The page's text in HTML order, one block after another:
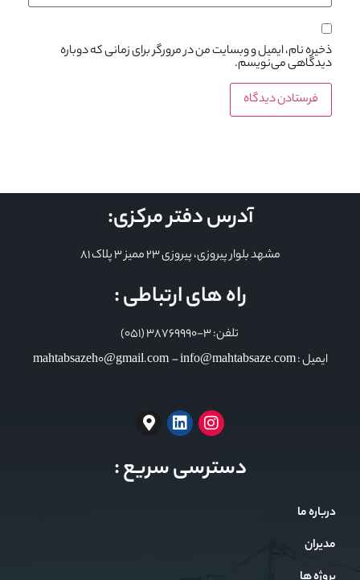
ذخیره نام، ایمیل و وبسایت من در مرورگر برای زمانی که دوباره
دیدگاهی می‌نویسم.
آدرس دفتر مرکزی:
مشهد بلوار پیروزی، پیروزی 23 ممیز 3 پلاک 81
راه های ارتباطی :
تلفن: 3-38769990 (051)
ایمیل : mahtabsazeh0@gmail.com – info@mahtabsaze.com
دسترسی سریع :
درباره ما
مدیران